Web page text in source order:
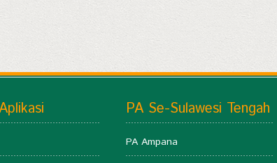
PA Se-Sulawesi Tengah
PA Ampana